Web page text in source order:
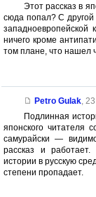
Этот рассказ в
сюда попал? С другой
западноевропейской
ничего кроме
том плане, что нашел
Petro Gulak,
Подлинная
японского читателя
самурайски —
рассказ и
истории в русскую
степени пропадает.